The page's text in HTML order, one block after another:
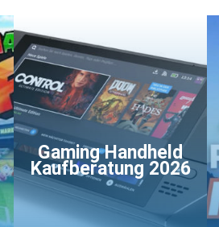
Gaming Handheld
Kaufberatung 2026